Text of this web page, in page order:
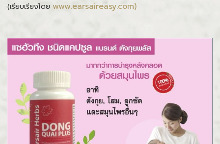
(เรียบเรียงโดย www.earsaireasy.com)